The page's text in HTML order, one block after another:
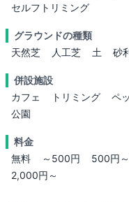
セルフトリミング
グラウンドの種類
天然芝
人工芝 土 砂
併設施設
カフェ
トリミング ペ
公園
料金
無料
～500円 500円
2,000円～